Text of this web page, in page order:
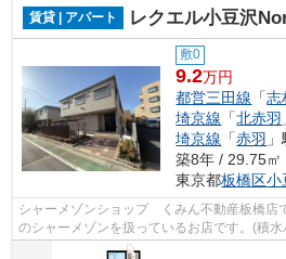
賃貸 | アパート レクエル小豆沢
敷0
9.2万円
都営三田線 「志
埼京線 「北赤羽
埼京線 「赤羽
築8年 / 29.75㎡
東京都板橋区小
シャーメゾンショップ くみん不動産板橋店
のシャーメゾンを扱っているお店です。(積
約店）板橋区を中心に様々なエリアの...